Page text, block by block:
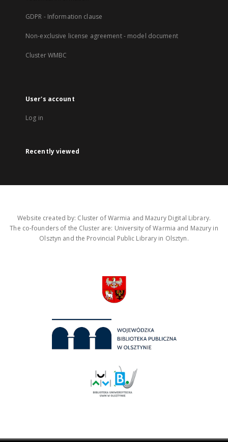
GDPR - Information clause
Non-exclusive license agreement - model document
Cluster WMBC
User's account
Log in
Recently viewed
Website created by: Cluster of Warmia and Mazury Digital Library.
The co-founders of the Cluster are: University of Warmia and Mazury in
Olsztyn and the Provincial Public Library in Olsztyn.